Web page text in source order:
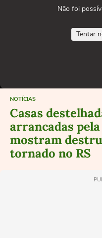
Não foi
Tentar
NOTÍCIAS
Casas
arrancadas
mostram
tornado no RS